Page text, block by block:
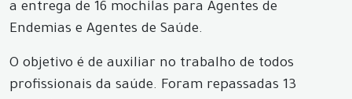
a entrega de 16 mochilas para Agentes de
Endemias e Agentes de Saúde.
O objetivo é de auxiliar no trabalho de todos
profissionais da saúde. Foram repassadas 13